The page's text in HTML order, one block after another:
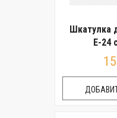
Шкатулка
E-24